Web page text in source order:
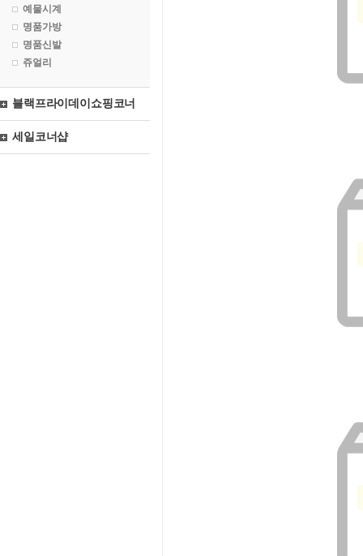
예물시계
명품가방
명품신발
쥬얼리
블랙프라이데이쇼핑코너
세일코너샵